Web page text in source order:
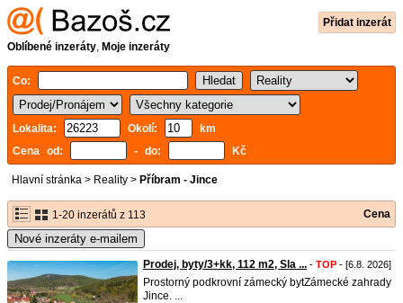
Přidat inzerát
Oblíbené inzeráty, Moje inzeráty
Co:
Lokalita: Okolí:
km
Cena od:
- do: Kč
Hlavní stránka > Reality > Příbram - Jince
1-20 inzerátů z 113 Cena
Nové inzeráty e-mailem
Prodej, byty/3+kk, 112 m2, Sla ... - TOP - [6.8. 2026]
Prostorný podkrovní zámecký bytZámecké zahrady
Jince. ...